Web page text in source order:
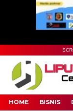
HOME BISNIS